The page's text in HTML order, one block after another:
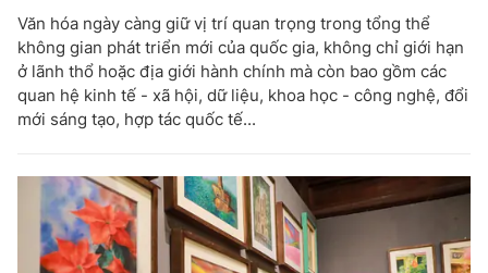
Văn hóa ngày càng giữ vị trí quan trọng trong tổng thể
không gian phát triển mới của quốc gia, không chỉ giới hạn
ở lãnh thổ hoặc địa giới hành chính mà còn bao gồm các
quan hệ kinh tế - xã hội, dữ liệu, khoa học - công nghệ, đổi
mới sáng tạo, hợp tác quốc tế...